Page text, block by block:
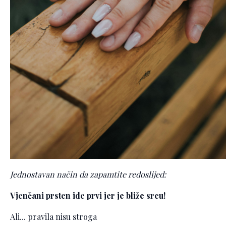
Jednostavan način da zapamtite redoslijed:
Vjenčani prsten ide prvi jer je bliže srcu!
Ali... pravila nisu stroga